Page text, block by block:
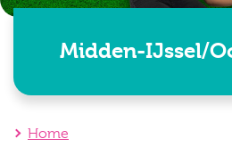
Midden-IJssel/
Home